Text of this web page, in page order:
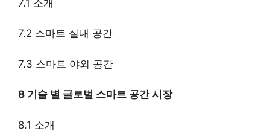
7.1 소개
7.2 스마트 실내 공간
7.3 스마트 야외 공간
8 기술 별 글로벌 스마트 공간 시장
8.1 소개